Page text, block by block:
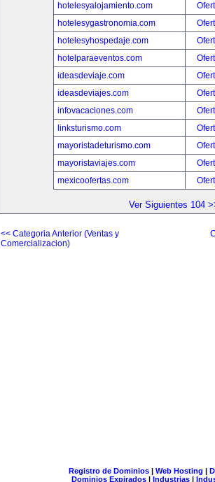
hotelesyalojamiento.com
hotelesygastronomia.com
hotelesyhospedaje.com
hotelparaeventos.com
ideasdeviaje.com
ideasdeviajes.com
infovacaciones.com
linksturismo.com
mayoristadeturismo.com
mayoristaviajes.com
mexicoofertas.com
Ver Siguientes 104
<< Categoria Anterior (Ventas y
Comercializacion)
Registro de Dominios| Web Hosting |
Dominios Expirados | Industrias |